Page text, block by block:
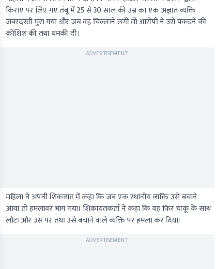
किराए पर लिए गए तंबू में 25 से 30 साल की उम्र का एक अज्ञात व्यक्ति
जबरदस्ती घुस गया और जब वह चिल्लाने लगी तो आरोपी ने उसे पकड़ने की
कोशिश की तथा धमकी दी।
ADVERTISEMENT
महिला ने अपनी शिकायत में कहा कि जब एक स्थानीय व्यक्ति उसे बचाने
आया तो हमलावर भाग गया। शिकायतकर्ता ने कहा कि वह फिर चाकू के साथ
लौटा और उस पर तथा उसे बचाने वाले व्यक्ति पर हमला कर दिया।
ADVERTISEMENT